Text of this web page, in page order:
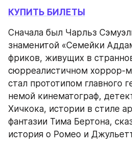
КУПИТЬ БИЛЕТЫ
Сначала был Чарльз
знаменитой «Семейки
фриков, живущих в
сюрреалистичном хоррор-
стал прототипом главного
немой кинематограф,
Хичкока, истории в стиле
фантазии Тима Бертона,
история о Ромео и